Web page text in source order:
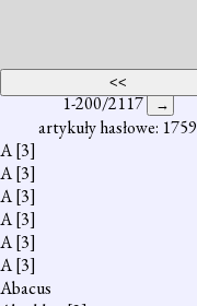
1-200/2117
artykuły hasłowe: 1759
A[3]
A[3]
A[3]
A[3]
A[3]
A[3]
Abacus